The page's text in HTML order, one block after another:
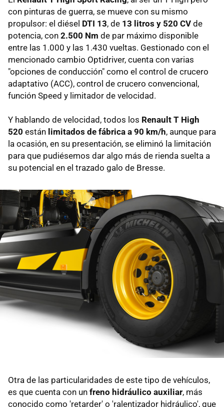
con pinturas de guerra, se mueve con su mismo
propulsor: el diésel DTI 13, de 13 litros y 520 CV de
potencia, con 2.500 Nm de par máximo disponible
entre las 1.000 y las 1.430 vueltas. Gestionado con el
mencionado cambio Optidriver, cuenta con varias
"opciones de conducción" como el control de crucero
adaptativo (ACC), control de crucero convencional,
función Speed y limitador de velocidad.
Y hablando de velocidad, todos los Renault T High
520 están limitados de fábrica a 90 km/h, aunque para
la ocasión, en su presentación, se eliminó la limitación
para que pudiésemos dar algo más de rienda suelta a
su potencial en el trazado galo de Bresse.
Otra de las particularidades de este tipo de vehículos,
es que cuenta con un freno hidráulico auxiliar, más
conocido como 'retarder' o 'ralentizador hidráulico', que